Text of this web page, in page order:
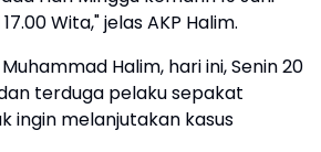
Wita," jelas AKP Halim.
Halim, hari ini, Senin 20
terduga pelaku sepakat
ingin melanjutakan kasus